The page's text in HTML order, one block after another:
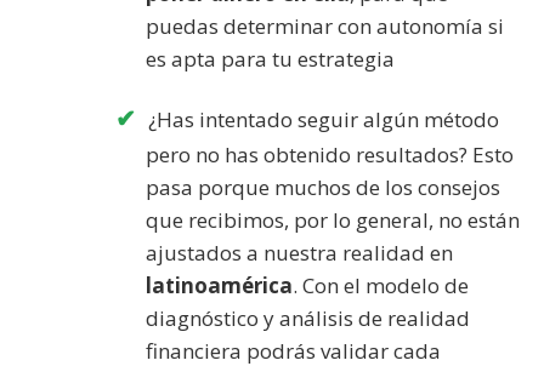
puedas determinar con autonomía si
es apta para tu estrategia
¿Has intentado seguir algún método
pero no has obtenido resultados? Esto
pasa porque muchos de los consejos
que recibimos, por lo general, no están
ajustados a nuestra realidad en
latinoamérica. Con el modelo de
diagnóstico y análisis de realidad
financiera podrás validar cada